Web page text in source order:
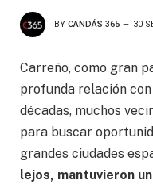
BY CANDÁS 365 30
Carreño, como gran
profunda relación
décadas, muchos
para buscar
grandes ciudades
lejos, mantuvieron